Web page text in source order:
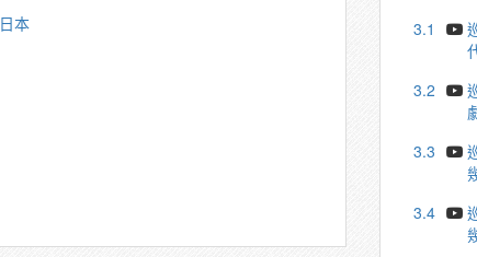
本
3.1
3.2
3.3
3.4